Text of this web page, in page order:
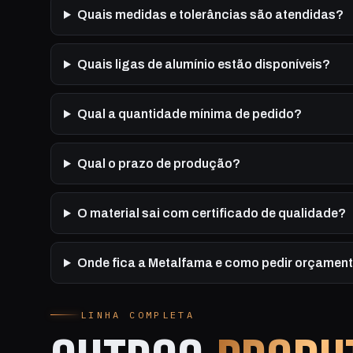
Quais medidas e tolerâncias são atendidas?
Quais ligas de alumínio estão disponíveis?
Qual a quantidade mínima de pedido?
Qual o prazo de produção?
O material sai com certificado de qualidade?
Onde fica a Metalfama e como pedir
LINHA COMPLETA